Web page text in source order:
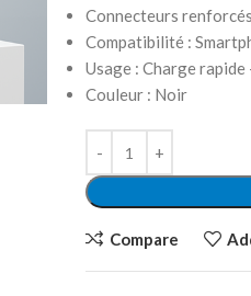
Connecteurs
Compatibilité :
Usage : Charge
Couleur : Noir
Compare